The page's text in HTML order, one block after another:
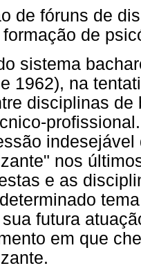
de fóruns de
de
sistema
1962), na
disciplinas
nos
e as
futura
em que